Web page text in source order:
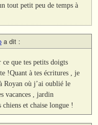
tout petit peu de temps à
a dit :
que tes petits doigts
!Quant à tes écritures , je
Royan où j’ai oublié le
vacances , jardin
chiens et chaise longue !